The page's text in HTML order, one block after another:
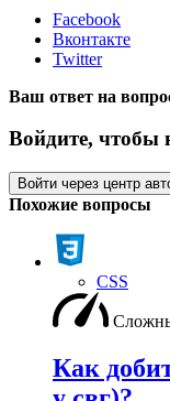
Facebook
Вконтакте
Twitter
Ваш ответ на
Войдите, чтобы
Войти через центр
Похожие вопросы
CSS
Как